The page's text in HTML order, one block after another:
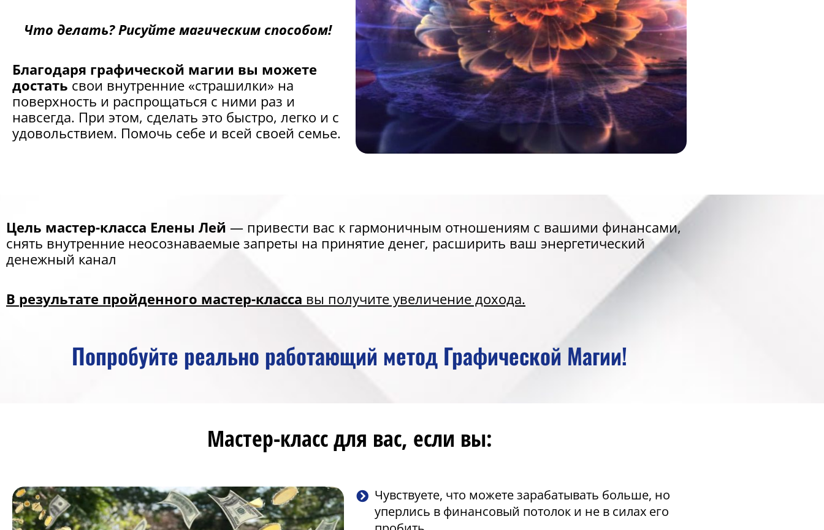
Что делать? Рисуйте магическим способом!
Благодаря графической магии вы можете
достать свои внутренние «страшилки» на
поверхность и распрощаться с ними раз и
навсегда. При этом, сделать это быстро, легко и с
удовольствием. Помочь себе и всей своей семье.
Цель мастер-класса Елены Лей — привести вас к гармоничным отношениям с вашими финансами,
снять внутренние неосознаваемые запреты на принятие денег, расширить ваш энергетический
денежный канал
В результате пройденного мастер-класса вы получите увеличение дохода.
Попробуйте реально работающий метод Графической Магии!
Мастер-класс для вас, если вы:
Чувствуете, что можете зарабатывать больше, но
уперлись в финансовый потолок и не в силах его